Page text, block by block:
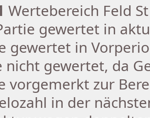
Wertebereich Feld
gewertet in
gewertet in
nicht gewertet, da
vorgemerkt zur
in der